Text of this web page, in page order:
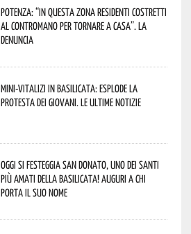
Potenza: “In questa zona residenti costretti
al contromano per tornare a casa”. La
denuncia
Mini-vitalizi in Basilicata: esplode la
protesta dei giovani. Le ultime notizie
Oggi si festeggia San Donato, uno dei Santi
più amati della Basilicata! Auguri a chi
porta il suo nome